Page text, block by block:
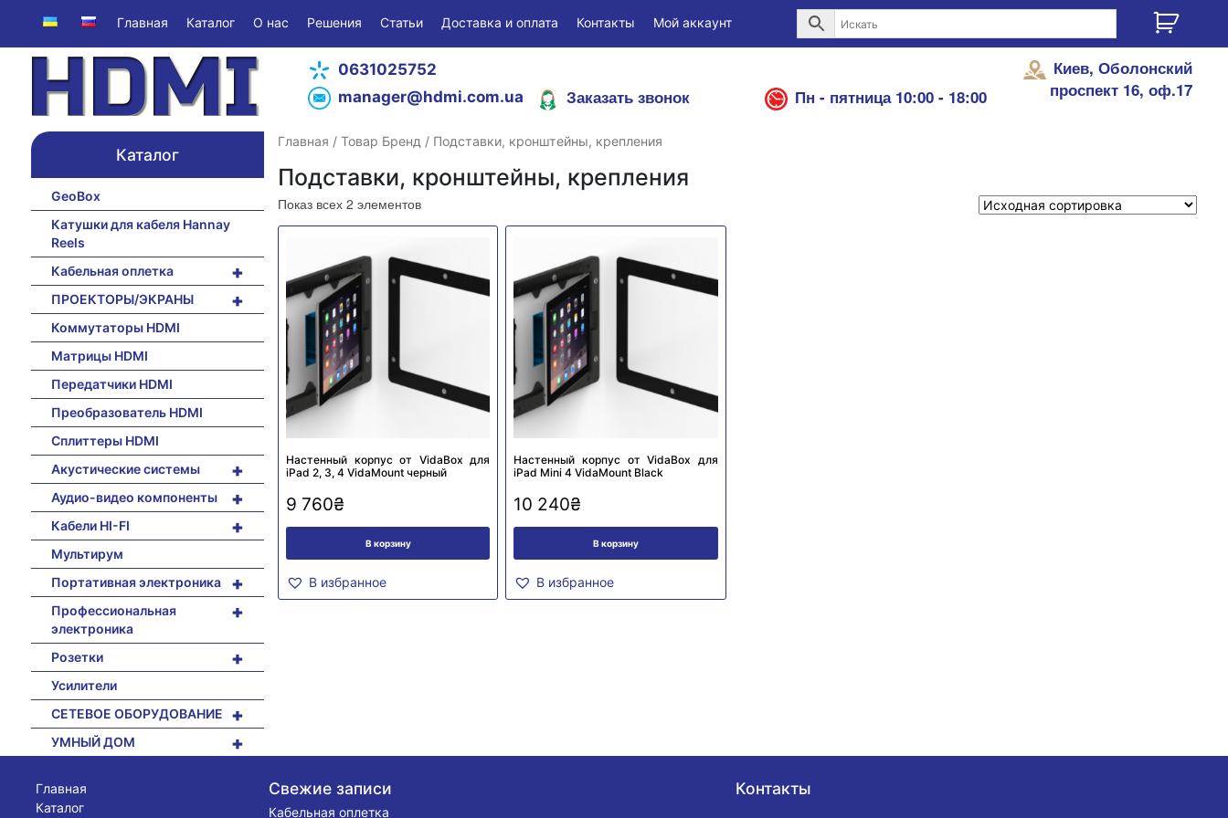
Главная Каталог О нас Решения Статьи Доставка и оплата Контакты Мой аккаунт
0631025752
manager@hdmi.com.ua
Заказать звонок Пн - пятница 10:00 - 18:00
Киев, Оболонский
проспект 16, оф.17
Главная / Товар Бренд / Подставки, кронштейны, крепления
Подставки, кронштейны, крепления
Показ всех 2 элементов
Настенный корпус от VidaBox для
iPad 2, 3, 4 VidaMount черный
9 760₴
В корзину
В избранное
Настенный корпус от VidaBox для
iPad Mini 4 VidaMount Black
10 240₴
В корзину
В избранное
Каталог
GeoBox
Катушки для кабеля Hannay
Reels
+
Кабельная оплетка
+
ПРОЕКТОРЫ/ЭКРАНЫ
Коммутаторы HDMI
Матрицы HDMI
Передатчики HDMI
Преобразователь HDMI
Сплиттеры HDMI
+
Акустические системы
+
Аудио-видео компоненты
+
Кабели HI-FI
Мультирум
+
Портативная электроника
+
Профессиональная
электроника
+
Розетки
Усилители
+
СЕТЕВОЕ ОБОРУДОВАНИЕ
+
УМНЫЙ ДОМ
Главная
Каталог
Свежие записи
Кабельная оплетка
Контакты